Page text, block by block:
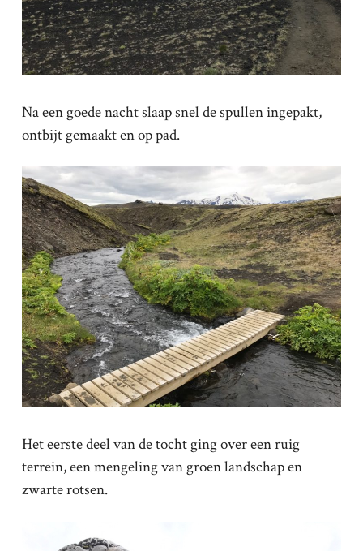
Na een goede nacht slaap snel de spullen ingepakt,
ontbijt gemaakt en op pad.
Het eerste deel van de tocht ging over een ruig
terrein, een mengeling van groen landschap en
zwarte rotsen.